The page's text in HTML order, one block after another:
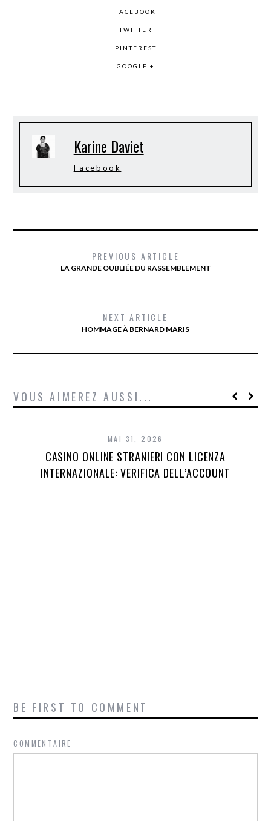
FACEBOOK
TWITTER
PINTEREST
GOOGLE +
Karine Daviet
Facebook
PREVIOUS ARTICLE
LA GRANDE OUBLIÉE DU RASSEMBLEMENT
NEXT ARTICLE
HOMMAGE À BERNARD MARIS
VOUS AIMEREZ AUSSI...
MAI 31, 2026
CASINO ONLINE STRANIERI CON LICENZA
INTERNAZIONALE: VERIFICA DELL’ACCOUNT
BE FIRST TO COMMENT
COMMENTAIRE